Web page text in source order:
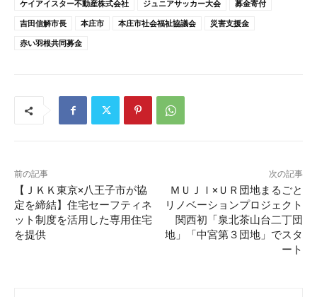
ケイアイスター不動産株式会社
ジュニアサッカー大会
募金寄付
吉田信解市長
本庄市 本庄市社会福祉協議会
災害支援金
赤い羽根共同募金
前の記事
【ＪＫＫ東京×八王子市が協
定を締結】住宅セーフティネ
ット制度を活用した専用住宅
を提供
次の記事
ＭＵＪＩ×ＵＲ団地まるごと
リノベーションプロジェクト
関西初「泉北茶山台二丁団
地」「中宮第３団地」でスタ
ート